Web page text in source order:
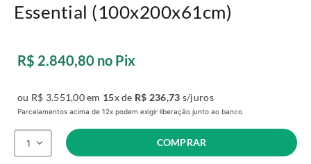
Essential (100x200x61cm)
R$ 2.840,80 no Pix
ou R$ 3.551,00em 15x de R$ 236,73 s/juros
Parcelamentos acima de 12x podem exigir liberação junto ao banco
1 COMPRAR